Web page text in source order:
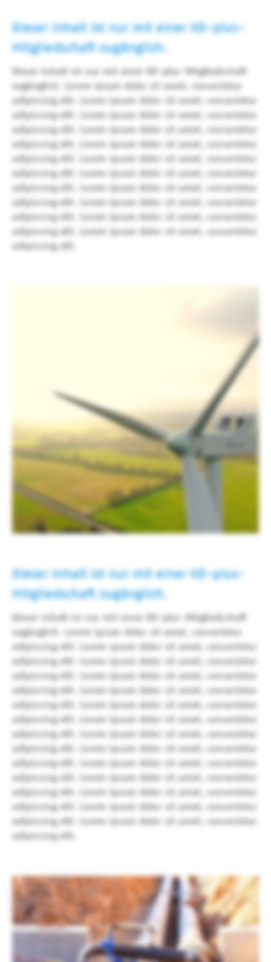
Dieser Inhalt ist nur mit einer KD-plus-
Mitgliedschaft zugänglich.
Dieser Inhalt ist nur mit einer KD-plus-Mitgliedschaft
zugänglich. Lorem ipsum dolor sit amet, consectetur
adipiscing elit. Lorem ipsum dolor sit amet, consectetur
adipiscing elit. Lorem ipsum dolor sit amet, consectetur
adipiscing elit. Lorem ipsum dolor sit amet, consectetur
adipiscing elit. Lorem ipsum dolor sit amet, consectetur
adipiscing elit. Lorem ipsum dolor sit amet, consectetur
adipiscing elit. Lorem ipsum dolor sit amet, consectetur
adipiscing elit. Lorem ipsum dolor sit amet, consectetur
adipiscing elit. Lorem ipsum dolor sit amet, consectetur
adipiscing elit. Lorem ipsum dolor sit amet, consectetur
adipiscing elit. Lorem ipsum dolor sit amet, consectetur
adipiscing elit.
Dieser Inhalt ist nur mit einer KD-plus-
Mitgliedschaft zugänglich.
Dieser Inhalt ist nur mit einer KD-plus-Mitgliedschaft
zugänglich. Lorem ipsum dolor sit amet, consectetur
adipiscing elit. Lorem ipsum dolor sit amet, consectetur
adipiscing elit. Lorem ipsum dolor sit amet, consectetur
adipiscing elit. Lorem ipsum dolor sit amet, consectetur
adipiscing elit. Lorem ipsum dolor sit amet, consectetur
adipiscing elit. Lorem ipsum dolor sit amet, consectetur
adipiscing elit. Lorem ipsum dolor sit amet, consectetur
adipiscing elit. Lorem ipsum dolor sit amet, consectetur
adipiscing elit. Lorem ipsum dolor sit amet, consectetur
adipiscing elit. Lorem ipsum dolor sit amet, consectetur
adipiscing elit. Lorem ipsum dolor sit amet, consectetur
adipiscing elit. Lorem ipsum dolor sit amet, consectetur
adipiscing elit. Lorem ipsum dolor sit amet, consectetur
adipiscing elit. Lorem ipsum dolor sit amet, consectetur
adipiscing elit.